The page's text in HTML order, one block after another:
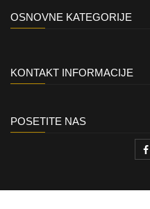
OSNOVNE KATEGORIJE
KONTAKT INFORMACIJE
POSETITE NAS